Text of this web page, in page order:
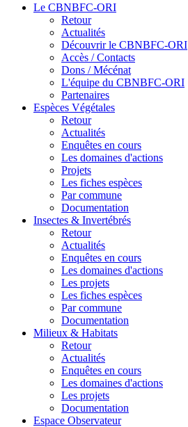
Le CBNBFC-ORI
Retour
Actualités
Découvrir le CBNBFC-ORI
Accès / Contacts
Dons / Mécénat
L'équipe du CBNBFC-ORI
Partenaires
Espèces Végétales
Retour
Actualités
Enquêtes en cours
Les domaines d'actions
Projets
Les fiches espèces
Par commune
Documentation
Insectes & Invertébrés
Retour
Actualités
Enquêtes en cours
Les domaines d'actions
Les projets
Les fiches espèces
Par commune
Documentation
Milieux & Habitats
Retour
Actualités
Enquêtes en cours
Les domaines d'actions
Les projets
Documentation
Espace Observateur